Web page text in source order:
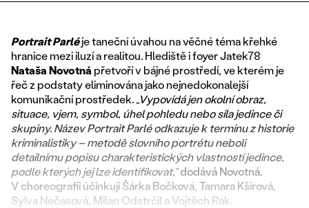
Portrait Parléje taneční úvahou na věčné téma křehké
hranice mezi iluzí a realitou. Hlediště i foyer Jatek78
Nataša Novotná přetvoří v bájné prostředí, ve kterém je
řeč z podstaty eliminována jako nejnedokonalejší
komunikační prostředek.„Vypovídá jen okolní obraz,
situace, vjem, symbol, úhel pohledu nebo síla jedince či
skupiny. Název Portrait Parlé odkazuje k termínu z historie
kriminalistiky – metodě slovního portrétu neboli
detailnímu popisu charakteristických vlastností jedince,
podle kterých jej lze identifikovat,“dodává Novotná.
V choreografii účinkují Šárka Bočková, Tamara Kšírová,
Sylva Nečasová, Milan Odstrčil a Vojtěch Rak.